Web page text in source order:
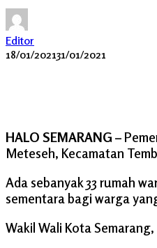
Editor
18/01/202131/01/2021
HALO SEMARANG –
Meteseh, Kecamatan
Ada sebanyak 33 rumah
sementara bagi warga
Wakil Wali Kota